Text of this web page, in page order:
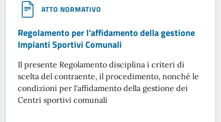
ATTO NORMATIVO
Regolamento per l'affidamento della gestione
Impianti Sportivi Comunali
Il presente Regolamento disciplina i criteri di
scelta del contraente, il procedimento, nonché le
condizioni per l'affidamento della gestione dei
Centri sportivi comunali